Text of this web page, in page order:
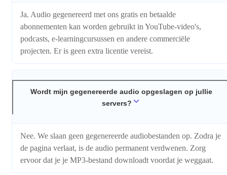
Ja. Audio gegenereerd met ons gratis en betaalde
abonnementen kan worden gebruikt in YouTube-video's,
podcasts, e-learningcursussen en andere commerciële
projecten. Er is geen extra licentie vereist.
Wordt mijn gegenereerde audio opgeslagen op jullie
servers?
Nee. We slaan geen gegenereerde audiobestanden op. Zodra je
de pagina verlaat, is de audio permanent verdwenen. Zorg
ervoor dat je je MP3-bestand downloadt voordat je weggaat.